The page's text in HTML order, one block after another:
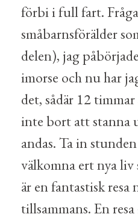
förbi i full fart.
småbarnsförälder
delen), jag
imorse och nu har
det, sådär 12
inte bort att stanna
andas. Ta in
välkomna ert nya
är en fantastisk
tillsammans. En